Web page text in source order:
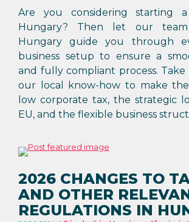
Are you considering starting
Hungary? Then let our
Hungary guide you through
business setup to ensure a
and fully compliant process.
our local know-how to make
low corporate tax, the strategic
EU, and the flexible business
2026 CHANGES TO
AND OTHER
REGULATIONS IN